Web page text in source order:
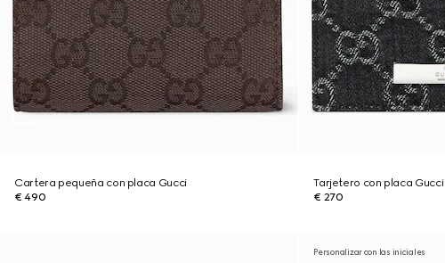
Cartera pequeña con placa Gucci
€ 490
Tarjetero con placa Gucci
€ 270
Personalizar con las iniciales